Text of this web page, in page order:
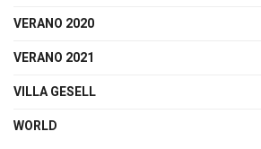
VERANO 2020
VERANO 2021
VILLA GESELL
WORLD